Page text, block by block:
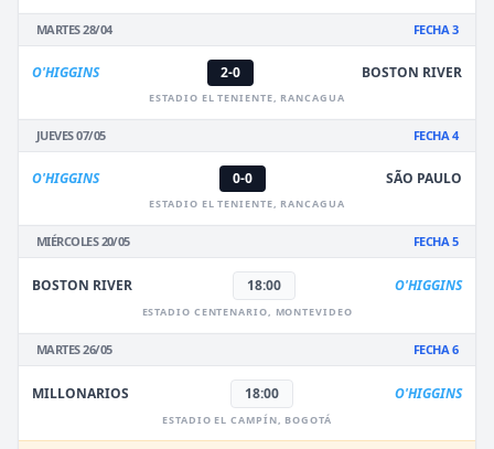
MARTES 28/04 FECHA 3
O'HIGGINS 2-0 BOSTON RIVER
ESTADIO EL TENIENTE, RANCAGUA
JUEVES 07/05 FECHA 4
O'HIGGINS 0-0 SÃO PAULO
ESTADIO EL TENIENTE, RANCAGUA
MIÉRCOLES 20/05 FECHA 5
BOSTON RIVER 18:00 O'HIGGINS
ESTADIO CENTENARIO, MONTEVIDEO
MARTES 26/05 FECHA 6
MILLONARIOS 18:00 O'HIGGINS
ESTADIO EL CAMPÍN, BOGOTÁ